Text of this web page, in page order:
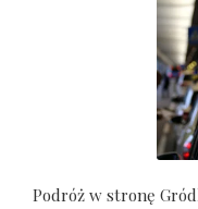
Podróż w stronę